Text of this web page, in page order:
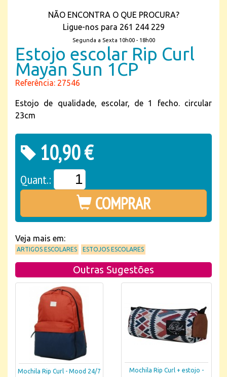
NÃO ENCONTRA O QUE PROCURA?
Ligue-nos para 261 244 229
Segunda a Sexta 10h00 - 18h00
Estojo escolar Rip Curl
Mayan Sun 1CP
Referência: 27546
Estojo de qualidade, escolar, de 1 fecho. circular
23cm
10,90 €
Quant.:
COMPRAR
Veja mais em:
ARTIGOS ESCOLARES ESTOJOS ESCOLARES
Outras Sugestões
Mochila Rip Curl - Mood 24/7
Mochila Rip Curl + estojo -